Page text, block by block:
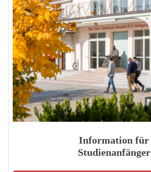
Information für
Studienanfänger